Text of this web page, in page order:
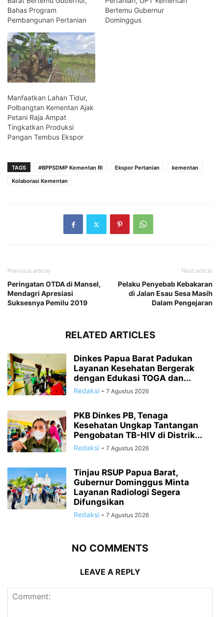
Bahas Program
Pembangunan Pertanian
Bertemu Gubernur
Dominggus
Manfaatkan Lahan Tidur,
Polbangtan Kementan Ajak
Petani Raja Ampat
Tingkatkan Produksi
Pangan Tembus Ekspor
TAGS #BPPSDMP Kementan RI Ekspor Pertanian
kementan
Kolaborasi Kementan
Previous article
Peringatan OTDA di Mansel,
Mendagri Apresiasi
Suksesnya Pemilu 2019
Next article
Pelaku Penyebab Kebakaran
di Jalan Esau Sesa Masih
Dalam Pengejaran
RELATED ARTICLES
Dinkes Papua Barat Padukan
Layanan Kesehatan Bergerak
dengan Edukasi TOGA dan...
Redaksi - 7 Agustus 2026
PKB Dinkes PB, Tenaga
Kesehatan Ungkap Tantangan
Pengobatan TB-HIV di Distrik...
Redaksi - 7 Agustus 2026
Tinjau RSUP Papua Barat,
Gubernur Dominggus Minta
Layanan Radiologi Segera
Difungsikan
Redaksi - 7 Agustus 2026
NO COMMENTS
LEAVE A REPLY